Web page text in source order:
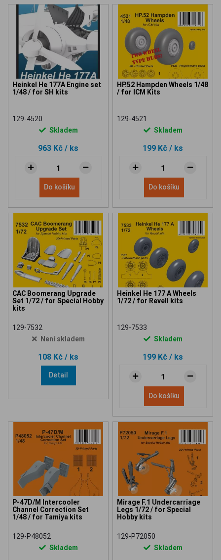
Heinkel He 177A Engine set
1/48 / for SH kits
129-4520
Skladem
963 Kč / ks
Do košíku
HP.52 Hampden Wheels 1/48
/ for ICM Kits
129-4521
Skladem
199 Kč / ks
Do košíku
CAC Boomerang Upgrade
Set 1/72 / for Special Hobby
kits
129-7532
Není skladem
108 Kč / ks
Detail
Heinkel He 177 A Wheels
1/72 / for Revell kits
129-7533
Skladem
199 Kč / ks
Do košíku
P-47D/M Intercooler
Channel Correction Set
1/48 / for Tamiya kits
129-P48052
Skladem
Mirage F.1 Undercarriage
Legs 1/72 / for Special
Hobby kits
129-P72050
Skladem